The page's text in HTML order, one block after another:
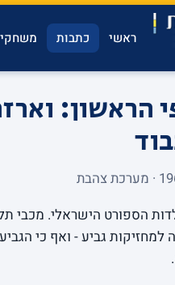
ראשי כתבות
הראשון:
בתולדות הספורט
למחזיקות גביע - ואף כי